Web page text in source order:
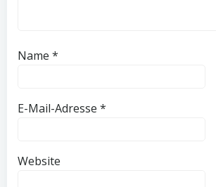
Name *
E-Mail-Adresse *
Website